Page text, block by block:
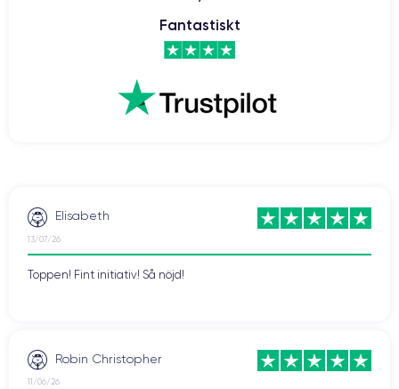
Fantastiskt
Elisabeth
13/07/26
Toppen! Fint initiativ! Så nöjd!
Robin Christopher
11/06/26